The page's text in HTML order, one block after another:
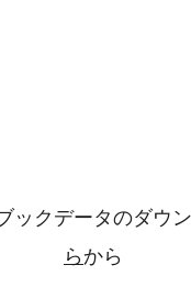
ックデータのダウ
らから